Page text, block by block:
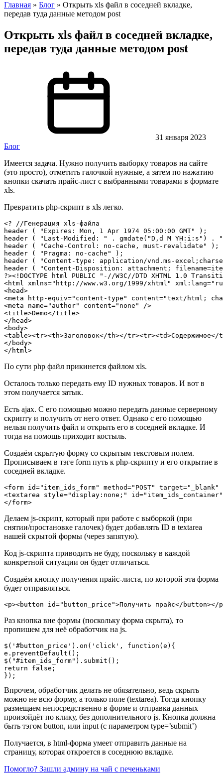
Главная » Блог » Открыть xls файл в соседней вкладке,
передав туда данные методом post
Открыть xls файл в соседней вкладке,
передав туда данные методом post
31 января 2023
Блог
Имеется задача. Нужно получить выборку товаров на сайте
(это просто), отметить галочкой нужные, а затем по нажатию
кнопки скачать прайс-лист с выбранными товарами в формате
xls.
Превратить php-скрипт в xls легко.
<? //Генерация xls-файла
header ( "Expires: Mon, 1 Apr 1974 05:00:00 GMT" );
header ( "Last-Modified: " . gmdate("D,d M YH:i:s") . "
header ( "Cache-Control: no-cache, must-revalidate" );
header ( "Pragma: no-cache" );
header ( "Content-type: application/vnd.ms-
header ( "Content-Disposition: attachment;
?><!DOCTYPE html PUBLIC "-//W3C//DTD XHTML 1.0
<html xmlns="http://www.w3.org/1999/xhtml"
<head>
<meta http-equiv="content-type" content="text/html;
<meta name="author" content="none" />
<title>Demo</title>
</head>
<body>
<table><tr><th>Заголовок</th></
</body>
</html>
По сути php файл прикинется файлом xls.
Осталось только передать ему ID нужных товаров. И вот в
этом получается затык.
Есть ajax. С его помощью можно передать данные серверному
скрипту и получить от него ответ. Однако с его помощью
нельзя получить файл и открыть его в соседней вкладке. И
тогда на помощь приходит костыль.
Создаём скрытую форму со скрытым текстовым полем.
Прописываем в тэге form путь к php-скрипту и его открытие в
соседней вкладке.
<form id="item_ids_form" method="POST"
<textarea style="display:none;" id="item_ids_container"
</form>
Делаем js-скрипт, который при работе с выборкой (при
снятии/простановке галочек) будет добавлять ID в textarea
нашей скрытой формы (через запятую).
Код js-скрипта приводить не буду, поскольку в каждой
конкретной ситуации он будет отличаться.
Создаём кнопку получения прайс-листа, по которой эта форма
будет отправляться.
<p><button id="button_price">Получить прайс</button></
Раз кнопка вне формы (поскольку форма скрыта), то
пропишем для неё обработчик на js.
$('#button_price').on('click', function(e){
e.preventDefault();
$("#item_ids_form").submit();
return false;
});
Впрочем, обработчик делать не обязательно, ведь скрыть
можно не всю форму, а только поле (textarea). Тогда кнопку
размещаем непосредственно в форме и отправка данных
произойдёт по клику, без дополнительного js. Кнопка должна
быть тэгом button, или input (с параметром type=’submit’)
Получается, в html-форма умеет отправить данные на
страницу, которая откроется в соседнюю вкладке.
Помогло? Зашли админу на чай с печеньками